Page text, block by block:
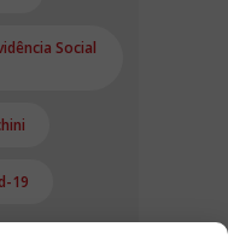
Social
19